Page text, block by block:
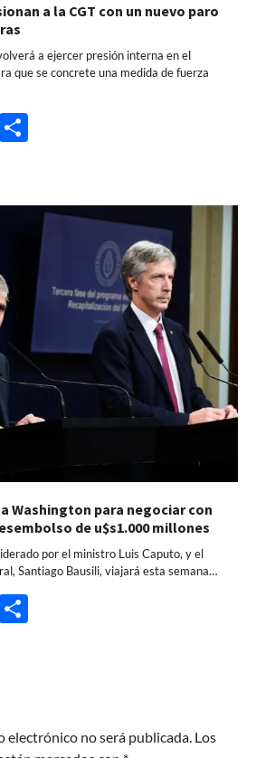
a la CGT con un nuevo paro
a ejercer presión interna en el
que se concrete una medida de fuerza
Email
Washington para negociar con
de u$s1.000 millones
por el ministro Luis Caputo, y el
Santiago Bausili, viajará esta semana…
Email
electrónico no será publicada. Los